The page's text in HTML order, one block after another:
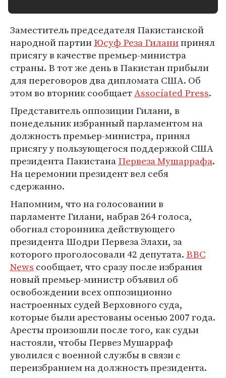
Заместитель председателя Пакистанской
народной партииЮсуф Реза Гиланипринял
присягу в качестве премьер-министра
страны. В тот же день в Пакистан прибыли
для переговоров два дипломата США. Об
этом во вторник сообщаетAssociated Press.
Представитель оппозиции Гилани, в
понедельник избранный парламентом на
должность премьер-министра, принял
присягу у пользующегося поддержкой США
президента ПакистанаПервеза Мушаррафа.
На церемонии президент вел себя
сдержанно.
Напомним, что на голосовании в
парламенте Гилани, набрав 264 голоса,
обогнал сторонника действующего
президента Шодри Первеза Элахи, за
которого проголосовали 42 депутата. BBC
News сообщает, что сразу после избрания
новый премьер-министр объявил об
освобождении всех оппозиционно
настроенных судей Верховного суда,
которые были арестованы осенью 2007 года.
Аресты произошли после того, как судьи
настояли, чтобы Первез Мушарраф
уволился с военной службы в связи с
переизбранием на должность президента.